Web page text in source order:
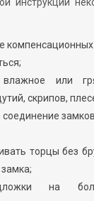
или
скрипов,
соединение
торцы без
на